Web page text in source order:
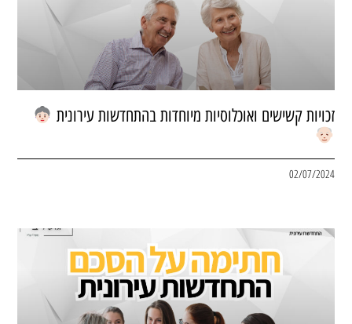
זכויות קשישים ואוכלוסיות מיוחדות בהתחדשות עירונית
02/07/2024